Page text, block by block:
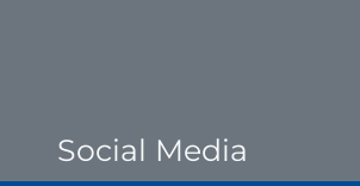
Social Media